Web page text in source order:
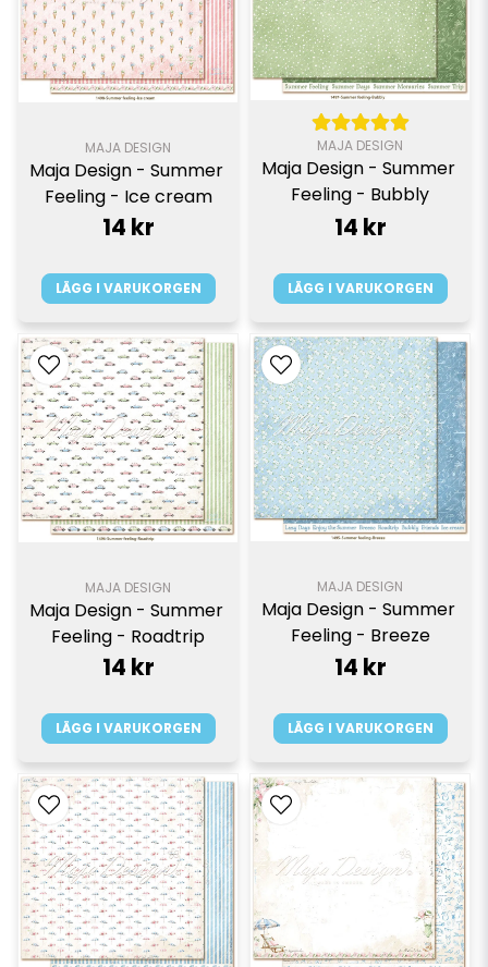
MAJA DESIGN
Maja Design - Summer
Feeling - Ice cream
14 kr
LÄGG I VARUKORGEN
MAJA DESIGN
Maja Design - Summer
Feeling - Bubbly
14 kr
LÄGG I VARUKORGEN
MAJA DESIGN
Maja Design - Summer
Feeling - Roadtrip
14 kr
LÄGG I VARUKORGEN
MAJA DESIGN
Maja Design - Summer
Feeling - Breeze
14 kr
LÄGG I VARUKORGEN